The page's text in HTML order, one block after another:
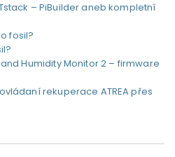
– PiBuilder aneb kompletní
fosil?
Humidity Monitor 2 – firmware
rekuperace ATREA přes